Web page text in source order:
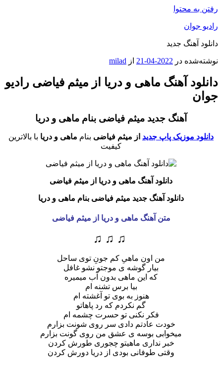
رفتن به محتوا
رادیو جوان
دانلود آهنگ جدید
نوشته‌شده در 2022-04-21 از milad
دانلود آهنگ ماهی و دریا از میثم فیاضی رادیو
جوان
آهنگ جدید میثم فیاضی بنام ماهی و دریا
دانلود موزیک پاپ جدید از میثم فیاضی بنام ماهی و دریا با بالاترین
کیفیت
دانلود آهنگ ماهی و دریا از میثم فیاضی
دانلود آهنگ جدید میثم فیاضی بنام ماهی و دریا
متن آهنگ ماهی و دریا از میثم فیاضی
♫ ♫ ♫
من اون ماهیِ کم جونِ توی ساحل
بیار گوشه ی موجتو نشو غافل
که این ماهی بدون آب میمیره
بیا برس تشنه ام
هنوز به بوی تو آغشته ام
گم نکردم که رد پاهاتو
فکر نکنی تو حسرت چشمه ام
خودت عادتم دادی سر روی شونت بزارم
میخوابی بوسه ی عشق من روی گونت بزارم
خبر نداری ماهیتو چجوری طورش کردن
وقتی طوفانی بودی از دریا دورش کردن